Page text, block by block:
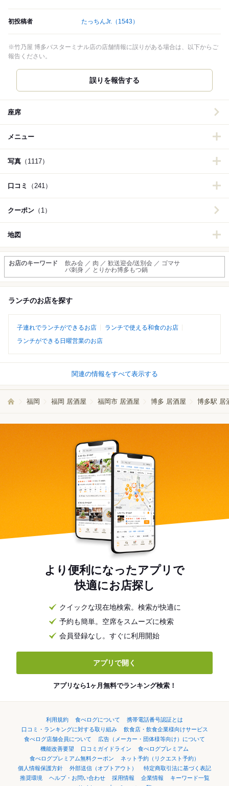
初投稿者 たっちんJr. （1543）
※竹乃屋 博多バスターミナル店の店舗情報に誤りがある場合は、以下からご
報告ください。
誤りを報告する
座席
メニュー
写真 （1117）
口コミ （241）
クーポン （1）
地図
お店のキーワード
飲み会 ／ 肉 ／ 歓送迎会/送別会 ／ ゴマサ
バ刺身 ／ とりかわ博多もつ鍋
ランチのお店を探す
子連れでランチができるお店
ランチで使える和食のお店
ランチができる日曜営業のお店
関連の情報をすべて表示する
福岡 福岡 居酒屋 福岡市 居酒屋 博多 居酒屋 博多駅 居
より便利になったアプリで
快適にお店探し
クイックな現在地検索。検索が快適に
予約も簡単。空席をスムーズに検索
会員登録なし。すぐに利用開始
アプリで開く
アプリなら1ヶ月無料でランキング検索！
利用規約 食べログについて
携帯電話番号認証とは
口コミ・ランキングに対する取り組み
飲食店・飲食企業様向けサービス
食べログ店舗会員について
広告（メーカー・団体様等向け）について
機能改善要望
口コミガイドライン
食べログプレミアム
食べログプレミアム無料クーポン
ネット予約（リクエスト予約）
個人情報保護方針
外部送信（オプトアウト）
特定商取引法に基づく表記
推奨環境
ヘルプ・お問い合わせ 採用情報 企業情報
キーワード一覧